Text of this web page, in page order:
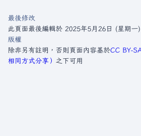
最後修改
此頁面最後編輯於 2025年5月26日 (星期一
版權
除非另有註明，否則頁面內容基於CC BY-
相同方式分享） 之下可用